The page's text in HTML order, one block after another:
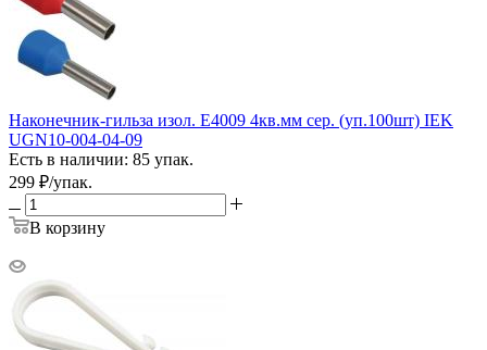
Наконечник-гильза изол. Е4009 4кв.мм сер. (уп.100шт) IEK
UGN10-004-04-09
Есть в наличии: 85 упак.
299 ₽/упак.
В корзину